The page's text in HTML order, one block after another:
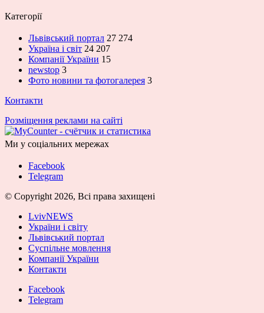
Категорії
Львівський портал 27 274
Україна і світ 24 207
Компанії України 15
newstop 3
Фото новини та фотогалерея 3
Контакти
Розміщення реклами на сайті
Ми у соціальних мережах
Facebook
Telegram
© Copyright 2026, Всі права захищені
LvivNEWS
України і світу
Львівський портал
Суспільне мовлення
Компанії України
Контакти
Facebook
Telegram